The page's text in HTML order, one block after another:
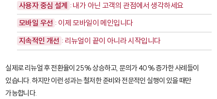
사용자 중심 설계 : 내가 아닌 고객의 관점에서 생각하세요
모바일 우선 : 이제 모바일이 메인입니다
지속적인 개선 : 리뉴얼이 끝이 아니라 시작입니다
실제로 리뉴얼 후 전환율이 25% 상승하고, 문의가 40% 증가한 사례들이
있습니다. 하지만 이런 성과는 철저한 준비와 전문적인 실행이 있을 때만
가능합니다.